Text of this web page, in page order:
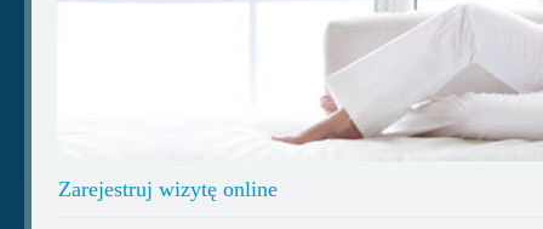
Zarejestruj wizytę online